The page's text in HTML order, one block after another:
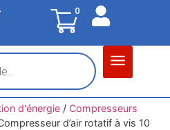
0
d'énergie/ Compresseurs
d’air rotatif à vis 10